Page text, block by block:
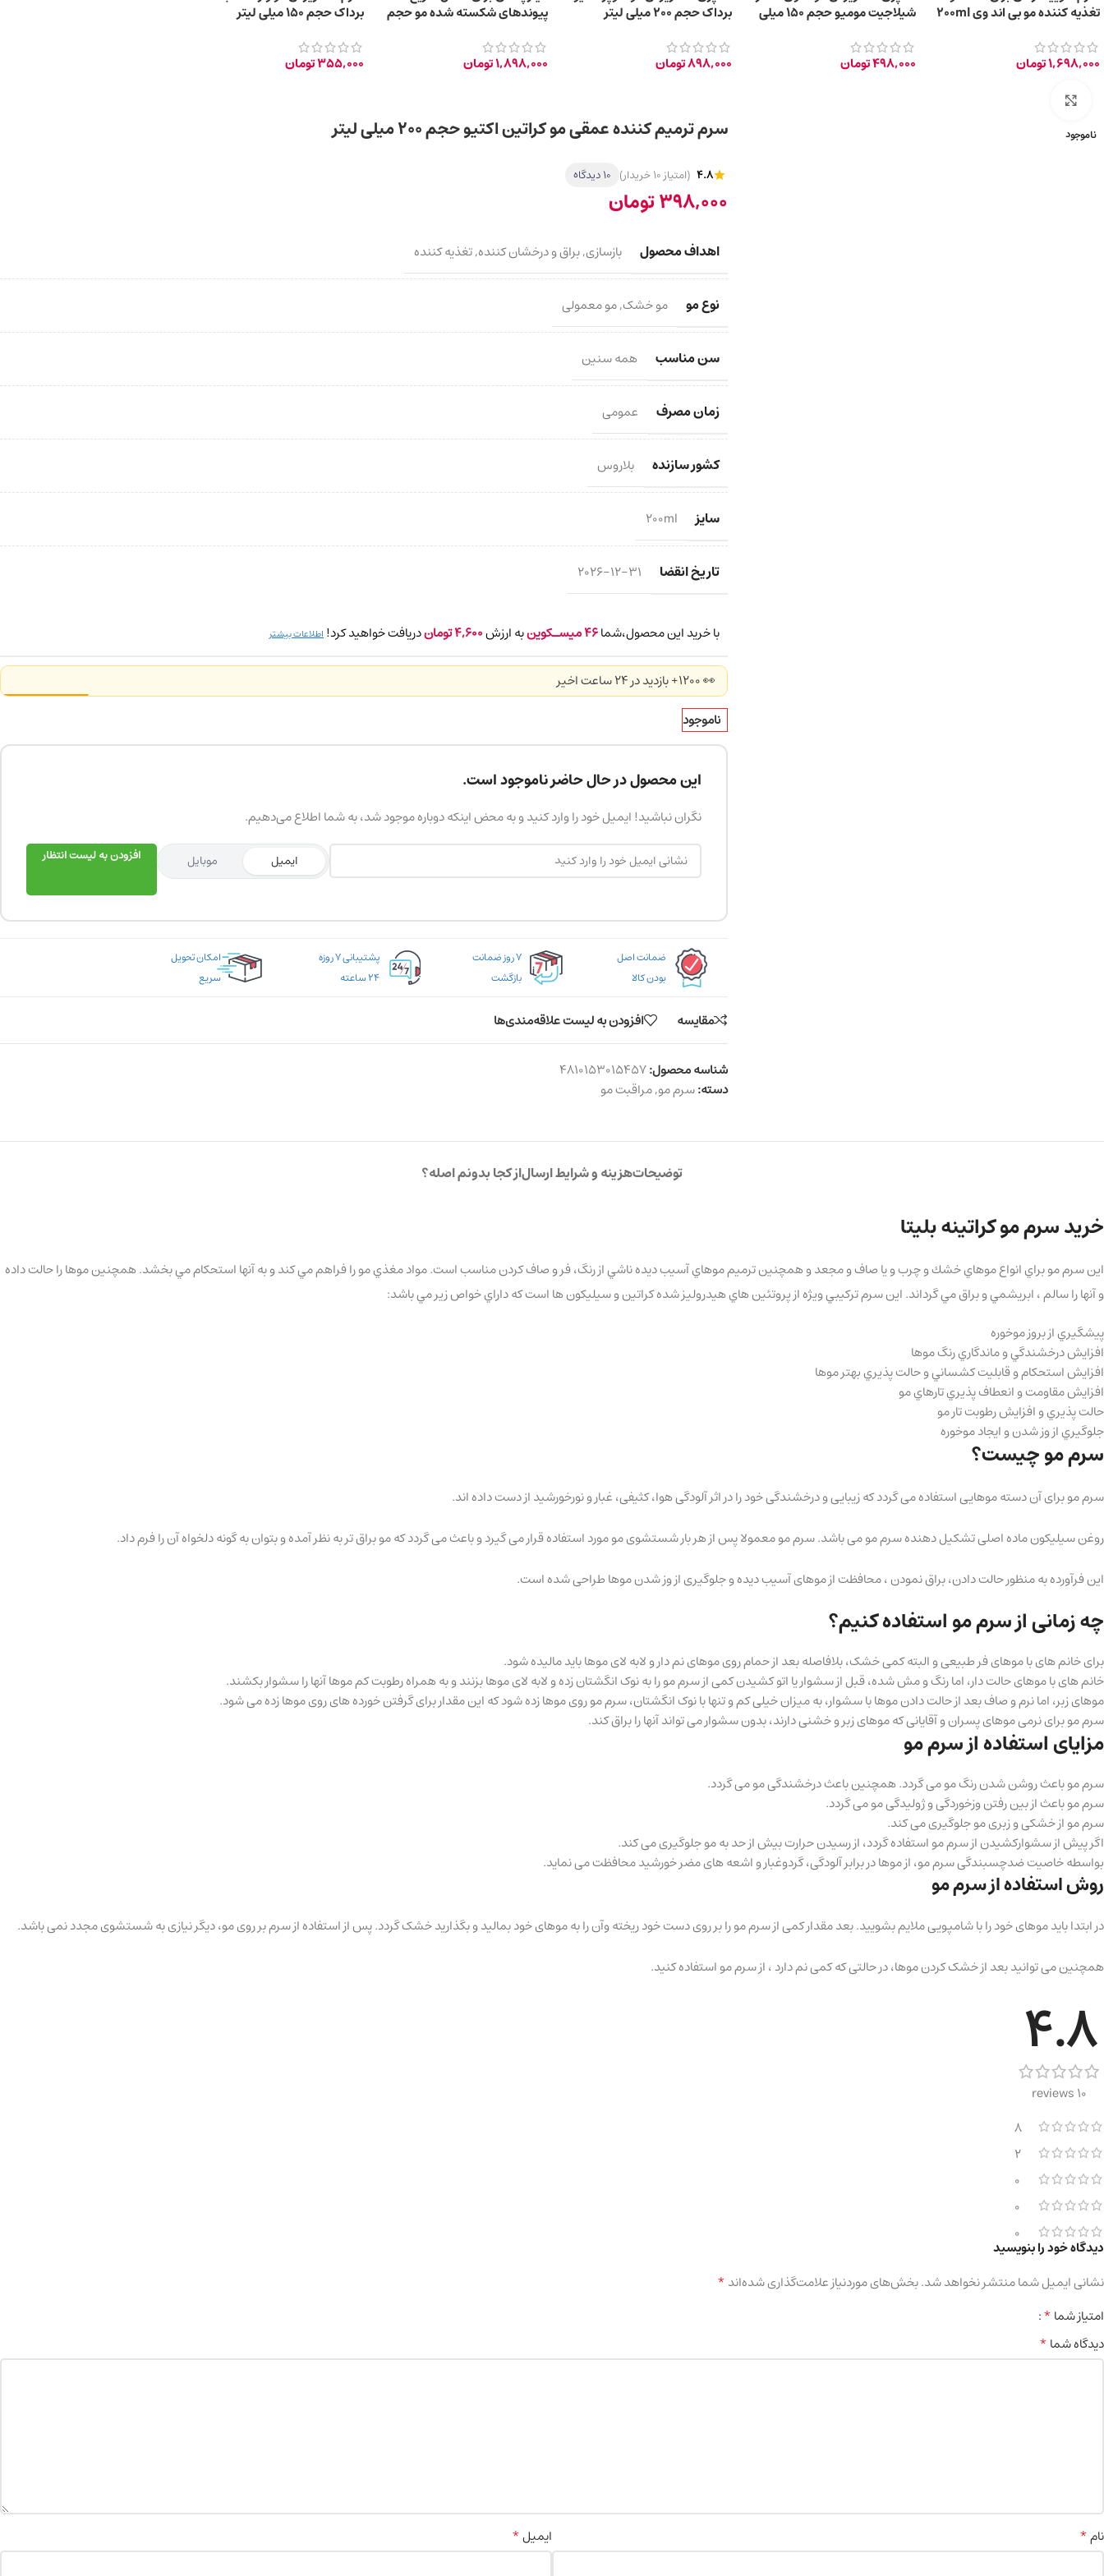
تغذیه کننده مو بی اند وی 200ml
1,698,000تومان
شیلاجیت مومیو حجم ۱۵۰ میلی
498,000تومان
برداک حجم ۲۰۰ میلی لیتر
898,000تومان
پيوندهای شكسته شده مو حجم
1,898,000تومان
برداک حجم 150 میلی لیتر
355,000تومان
ناموجود سرم ترمیم کننده عمقی مو کراتین اکتیو حجم 200 میلی لیتر
4.8 (امتیاز 10 خریدار) 10 دیدگاه
398,000تومان
اهداف محصول بازسازی,براق و درخشان کننده,تغذیه کننده
نوع مو مو خشک,مو معمولی
سن مناسب همه سنین
زمان مصرف عمومی
کشور سازنده بلاروس
سایز 200ml
تاریخ انقضا 2026-12-31
با خرید این محصول،شما46میسـکوینبه ارزش4,600توماندریافت خواهید کرد! اطلاعات بیشتر
👀 1200+ بازدید در ۲۴ ساعت اخیر
ناموجود
این محصول در حال حاضر ناموجود است.
نگران نباشید! ایمیل خود را وارد کنید و به محض اینکه دوباره موجود شد، به شما اطلاع می‌دهیم.
ایمیل موبایل افزودن به لیست انتظار
ضمانت اصل
بودن کالا
۷ روز ضمانت
بازگشت
پشتیبانی ۷ روزه
۲۴ ساعته
امکان تحویل
سریع
مقایسه افزودن به لیست علاقه‌مندی‌ها
شناسه محصول:4810153015457
دسته:سرم مو,مراقبت مو
توضیحاتهزینه و شرایط ارسالاز کجا بدونم اصله؟
خرید سرم مو کراتینه بلیتا
اين سرم مو براي انواع موهاي خشك و چرب و يا صاف و مجعد و همچنين ترميم موهاي آسيب ديده ناشي از رنگ، فر و صاف كردن مناسب است. مواد مغذي مو را فراهم مي كند و به آنها استحكام مي بخشد. همچنين موها را حالت داده
و آنها را سالم ، ابريشمي و براق مي گرداند. این سرم تركيبي ويژه از پروتئين هاي هيدروليز شده كراتين و سيليكون ها است كه داراي خواص زير مي باشد:
پيشگيري از بروز موخوره
افزايش درخشندگي و ماندگاري رنگ موها
افزايش استحكام و قابليت كشساني و حالت پذيري بهتر موها
افزايش مقاومت و انعطاف پذيري تارهاي مو
حالت پذيري و افزايش رطوبت تار مو
جلوگيري از وز شدن و ايجاد موخوره
سرم مو چیست؟
سرم مو برای آن دسته موهایی استفاده می گردد که زیبایی و درخشندگی خود را در اثر آلودگی هوا، کثیفی، غبار و نورخورشید از دست داده اند.
روغن سیلیکون ماده اصلی تشکیل دهنده سرم مو می باشد. سرم مو معمولا پس از هر بار شستشوی مو مورد استفاده قرار می گیرد و باعث می گردد که مو براق تر به نظر آمده و بتوان به گونه دلخواه آن را فرم داد.
این فرآورده به منظور حالت دادن، براق نمودن ، محافظت از موهای آسیب دیده و جلوگیری از وز شدن موها طراحی شده است.
چه زمانی از سرم مو استفاده کنیم؟
برای خانم های با موهای فر طبیعی و البته کمی خشک، بلافاصله بعد از حمام روی موهای نم دار و لابه لای موها باید مالیده شود.
خانم های با موهای حالت دار، اما رنگ و مش شده، قبل از سشوار یا اتو کشیدن کمی از سرم مو را به نوک انگشتان زده و لابه لای موها بزنند و به همراه رطوبت کم موها آنها را سشوار بکشند.
موهای زبر، اما نرم و صاف بعد از حالت دادن موها با سشوار، به میزان خیلی کم و تنها با نوک انگشتان، سرم مو روی موها زده شود که این مقدار برای گرفتن خورده های روی موها زده می شود.
سرم مو برای نرمی موهای پسران و آقایانی که موهای زبر و خشنی دارند، بدون سشوار می تواند آنها را براق کند.
مزایای استفاده از سرم مو
سرم مو باعث روشن شدن رنگ مو می گردد. همچنین باعث درخشندگی مو می گردد.
سرم مو باعث از بین رفتن وزخوردگی و ژولیدگی مو می گردد.
سرم مو از خشکی و زبری مو جلوگیری می کند.
اگر پیش از سشوارکشیدن از سرم مو استفاده گردد، از رسیدن حرارت بیش از حد به مو جلوگیری می کند.
بواسطه خاصیت ضدچسبندگی سرم مو، از موها در برابر آلودگی، گردوغبار و اشعه های مضر خورشید محافظت می نماید.
روش استفاده از سرم مو
در ابتدا باید موهای خود را با شامپویی ملایم بشویید. بعد مقدار کمی از سرم مو را بر روی دست خود ریخته وآن را به موهای خود بمالید و بگذارید خشک گردد. پس از استفاده از سرم بر روی مو، دیگر نیازی به شستشوی مجدد نمی باشد.
همچنین می توانید بعد از خشک کردن موها، در حالتی که کمی نم دارد ، از سرم مو استفاده کنید.
4.8
10 reviews
8
2
0
0
0
دیدگاه خود را بنویسید
نشانی ایمیل شما منتشر نخواهد شد.بخش‌های موردنیاز علامت‌گذاری شده‌اند*
امتیاز شما*
دیدگاه شما*
نام* ایمیل*